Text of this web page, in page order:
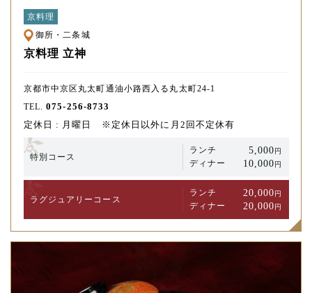
京料理
御所・二条城
京料理 立神
京都市中京区丸太町通油小路西入る丸太町24-1
TEL.075-256-8733
定休日 : 月曜日 ※定休日以外に月2回不定休有
特別コース
ランチ 5,000円
ディナー 10,000円
ラグジュアリー コース
ランチ 20,000円
ディナー 20,000円